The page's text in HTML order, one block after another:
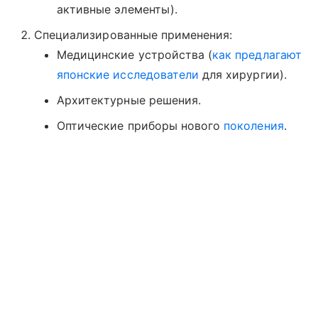
активные элементы).
Специализированные применения:
Медицинские устройства (как предлагают
японские исследователи для хирургии).
Архитектурные решения.
Оптические приборы нового поколения.